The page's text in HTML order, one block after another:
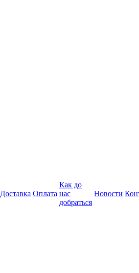
Доставка Оплата
Как до
нас
добраться
Новости